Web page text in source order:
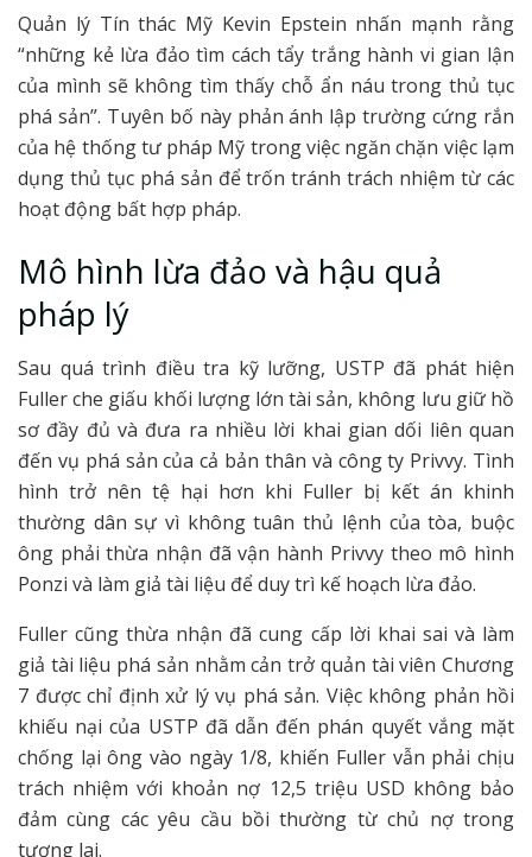
Quản lý Tín thác Mỹ Kevin Epstein nhấn mạnh rằng
“những kẻ lừa đảo tìm cách tẩy trắng hành vi gian lận
của mình sẽ không tìm thấy chỗ ẩn náu trong thủ tục
phá sản”. Tuyên bố này phản ánh lập trường cứng rắn
của hệ thống tư pháp Mỹ trong việc ngăn chặn việc lạm
dụng thủ tục phá sản để trốn tránh trách nhiệm từ các
hoạt động bất hợp pháp.
Mô hình lừa đảo và hậu quả
pháp lý
Sau quá trình điều tra kỹ lưỡng, USTP đã phát hiện
Fuller che giấu khối lượng lớn tài sản, không lưu giữ hồ
sơ đầy đủ và đưa ra nhiều lời khai gian dối liên quan
đến vụ phá sản của cả bản thân và công ty Privvy. Tình
hình trở nên tệ hại hơn khi Fuller bị kết án khinh
thường dân sự vì không tuân thủ lệnh của tòa, buộc
ông phải thừa nhận đã vận hành Privvy theo mô hình
Ponzi và làm giả tài liệu để duy trì kế hoạch lừa đảo.
Fuller cũng thừa nhận đã cung cấp lời khai sai và làm
giả tài liệu phá sản nhằm cản trở quản tài viên Chương
7 được chỉ định xử lý vụ phá sản. Việc không phản hồi
khiếu nại của USTP đã dẫn đến phán quyết vắng mặt
chống lại ông vào ngày 1/8, khiến Fuller vẫn phải chịu
trách nhiệm với khoản nợ 12,5 triệu USD không bảo
đảm cùng các yêu cầu bồi thường từ chủ nợ trong
tương lai.